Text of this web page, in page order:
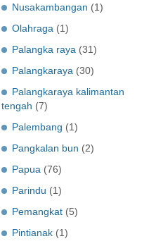
Nusakambangan (1)
Olahraga (1)
Palangka raya (31)
Palangkaraya (30)
Palangkaraya kalimantan
tengah (7)
Palembang (1)
Pangkalan bun (2)
Papua (76)
Parindu (1)
Pemangkat (5)
Pintianak (1)